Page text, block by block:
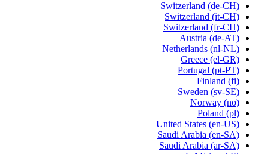
Switzerland (de-CH)
Switzerland (it-CH)
Switzerland (fr-CH)
Austria (de-AT)
Netherlands (nl-NL)
Greece (el-GR)
Portugal (pt-PT)
Finland (fi)
Sweden (sv-SE)
Norway (no)
Poland (pl)
United States (en-US)
Saudi Arabia (en-SA)
Saudi Arabia (ar-SA)